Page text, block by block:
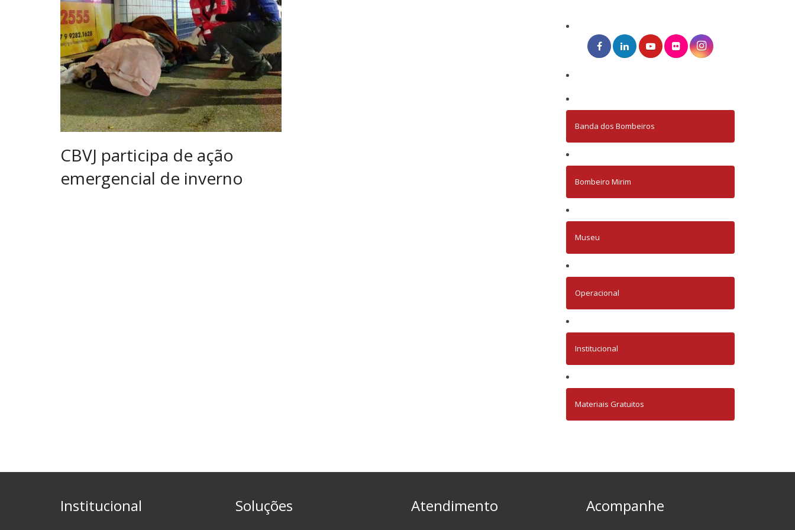
CBVJ participa de ação
emergencial de inverno
Banda dos Bombeiros
Bombeiro Mirim
Museu
Operacional
Institucional
Materiais Gratuitos
Institucional Soluções Atendimento Acompanhe